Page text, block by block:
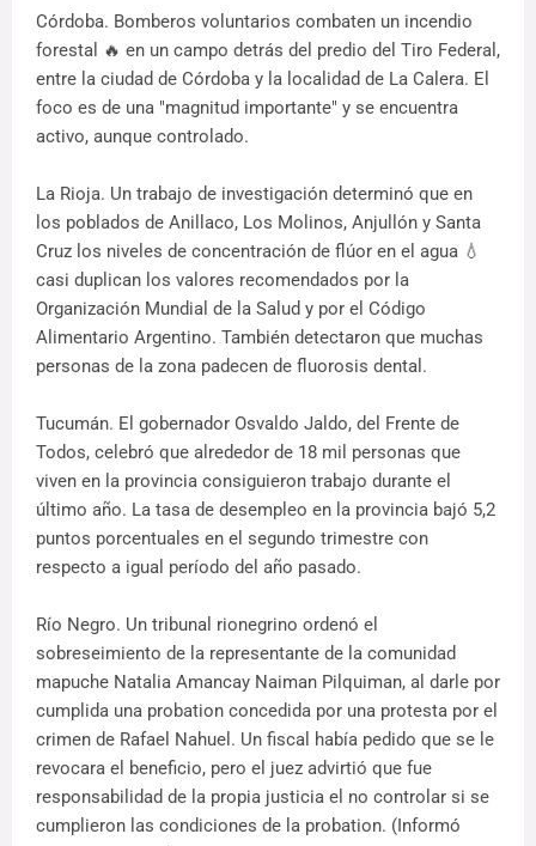
Córdoba. Bomberos voluntarios combaten un incendio
forestal 🔥 en un campo detrás del predio del Tiro Federal,
entre la ciudad de Córdoba y la localidad de La Calera. El
foco es de una "magnitud importante" y se encuentra
activo, aunque controlado.
La Rioja. Un trabajo de investigación determinó que en
los poblados de Anillaco, Los Molinos, Anjullón y Santa
Cruz los niveles de concentración de flúor en el agua 💧
casi duplican los valores recomendados por la
Organización Mundial de la Salud y por el Código
Alimentario Argentino. También detectaron que muchas
personas de la zona padecen de fluorosis dental.
Tucumán. El gobernador Osvaldo Jaldo, del Frente de
Todos, celebró que alrededor de 18 mil personas que
viven en la provincia consiguieron trabajo durante el
último año. La tasa de desempleo en la provincia bajó 5,2
puntos porcentuales en el segundo trimestre con
respecto a igual período del año pasado.
Río Negro. Un tribunal rionegrino ordenó el
sobreseimiento de la representante de la comunidad
mapuche Natalia Amancay Naiman Pilquiman, al darle por
cumplida una probation concedida por una protesta por el
crimen de Rafael Nahuel. Un fiscal había pedido que se le
revocara el beneficio, pero el juez advirtió que fue
responsabilidad de la propia justicia el no controlar si se
cumplieron las condiciones de la probation. (Informó